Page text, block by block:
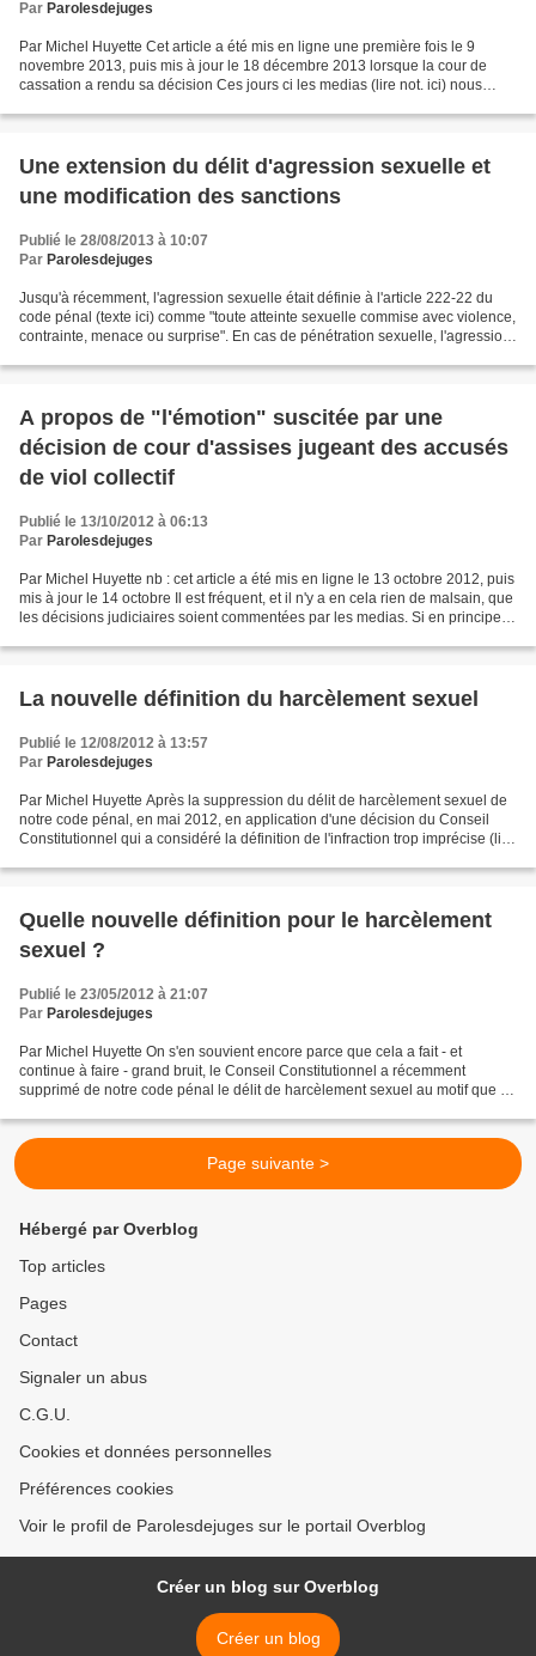
Par Parolesdejuges
Par Michel Huyette Cet article a été mis en ligne une première fois le 9
novembre 2013, puis mis à jour le 18 décembre 2013 lorsque la cour de
cassation a rendu sa décision Ces jours ci les medias (lire not. ici) nous
Une extension du délit d'agression sexuelle et
une modification des sanctions
Publié le 28/08/2013 à 10:07
Par Parolesdejuges
Jusqu'à récemment, l'agression sexuelle était définie à l'article 222-22 du
code pénal (texte ici) comme "toute atteinte sexuelle commise avec violence,
contrainte, menace ou surprise". En cas de pénétration sexuelle, l'agression
A propos de "l'émotion" suscitée par une
décision de cour d'assises jugeant des accusés
de viol collectif
Publié le 13/10/2012 à 06:13
Par Parolesdejuges
Par Michel Huyette nb : cet article a été mis en ligne le 13 octobre 2012, puis
mis à jour le 14 octobre Il est fréquent, et il n'y a en cela rien de malsain, que
les décisions judiciaires soient commentées par les medias. Si en principe
La nouvelle définition du harcèlement sexuel
Publié le 12/08/2012 à 13:57
Par Parolesdejuges
Par Michel Huyette Après la suppression du délit de harcèlement sexuel de
notre code pénal, en mai 2012, en application d'une décision du Conseil
Constitutionnel qui a considéré la définition de l'infraction trop imprécise (lire
Quelle nouvelle définition pour le harcèlement
sexuel ?
Publié le 23/05/2012 à 21:07
Par Parolesdejuges
Par Michel Huyette On s'en souvient encore parce que cela a fait - et
continue à faire - grand bruit, le Conseil Constitutionnel a récemment
supprimé de notre code pénal le délit de harcèlement sexuel au motif que sa
Page suivante >
Hébergé par Overblog
Top articles
Pages
Contact
Signaler un abus
C.G.U.
Cookies et données personnelles
Préférences cookies
Voir le profil de Parolesdejuges sur le portail Overblog
Créer un blog sur Overblog
Créer un blog